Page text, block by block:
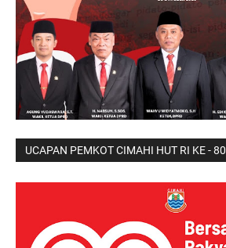
UCAPAN PEMKOT CIMAHI HUT RI KE - 80